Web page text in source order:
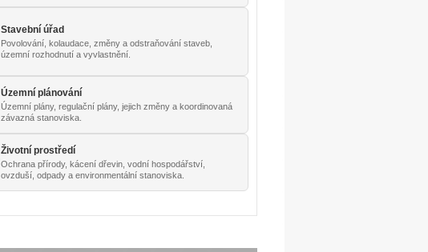
Stavební úřad
Povolování, kolaudace, změny a odstraňování staveb,
územní rozhodnutí a vyvlastnění.
Územní plánování
Územní plány, regulační plány, jejich změny a koordinovaná
závazná stanoviska.
Životní prostředí
Ochrana přírody, kácení dřevin, vodní hospodářství,
ovzduší, odpady a environmentální stanoviska.